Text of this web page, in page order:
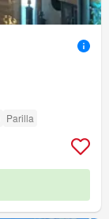
Parilla